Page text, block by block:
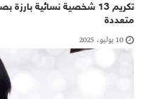
تكريم 13 شخصية نسائية
متعددة
10 يوليو، 2025